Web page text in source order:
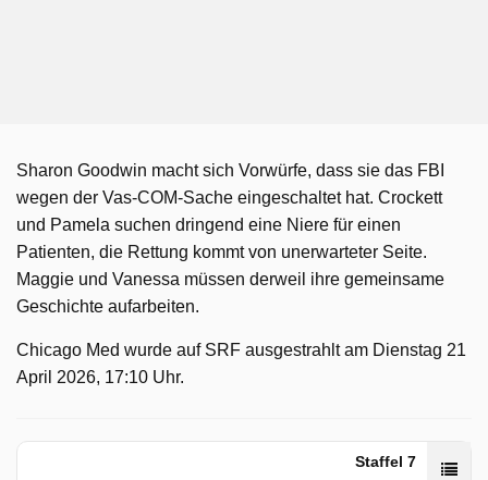
Sharon Goodwin macht sich Vorwürfe, dass sie das FBI
wegen der Vas-COM-Sache eingeschaltet hat. Crockett
und Pamela suchen dringend eine Niere für einen
Patienten, die Rettung kommt von unerwarteter Seite.
Maggie und Vanessa müssen derweil ihre gemeinsame
Geschichte aufarbeiten.
Chicago Med wurde auf SRF ausgestrahlt am Dienstag 21
April 2026, 17:10 Uhr.
Staffel 7